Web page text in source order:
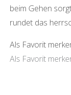
beim Gehen
rundet das
Als Favorit
Als Favorit